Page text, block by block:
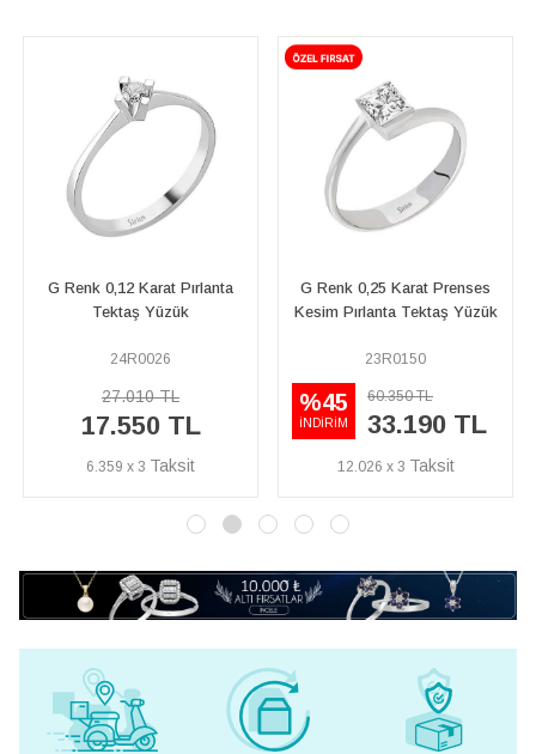
Karat Pırlanta
TL
G Renk 0,25 Karat Prenses
Kesim Pırlanta Tektaş Yüzük
60.350 TL
33.190 TL
G Renk 0,32